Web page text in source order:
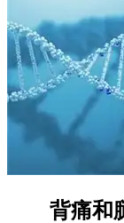
背痛和